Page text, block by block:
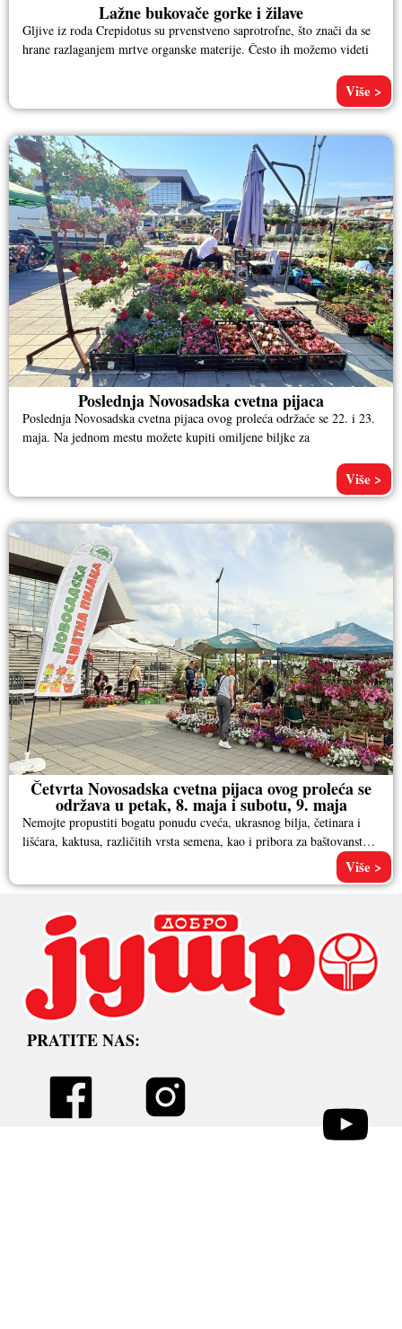
Lažne bukovače gorke i žilave
Gljive iz roda Crepidotus su prvenstveno saprotrofne, što znači da se
hrane razlaganjem mrtve organske materije. Često ih možemo videti
Više >
Poslednja Novosadska cvetna pijaca
Poslednja Novosadska cvetna pijaca ovog proleća održaće se 22. i 23.
maja. Na jednom mestu možete kupiti omiljene biljke za
Više >
Četvrta Novosadska cvetna pijaca ovog proleća se
održava u petak, 8. maja i subotu, 9. maja
Nemojte propustiti bogatu ponudu cveća, ukrasnog bilja, četinara i
lišćara, kaktusa, različitih vrsta semena, kao i pribora za baštovanstvo.
Više >
PRATITE NAS: